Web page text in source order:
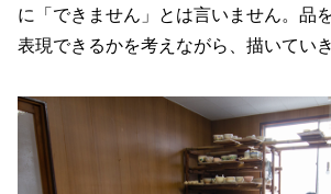
に「できません」とは言いません。品
表現できるかを考えながら、描いてい